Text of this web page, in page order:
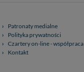
Patronaty medialne
Polityka prywatności
Czartery on-line - współpraca
Kontakt